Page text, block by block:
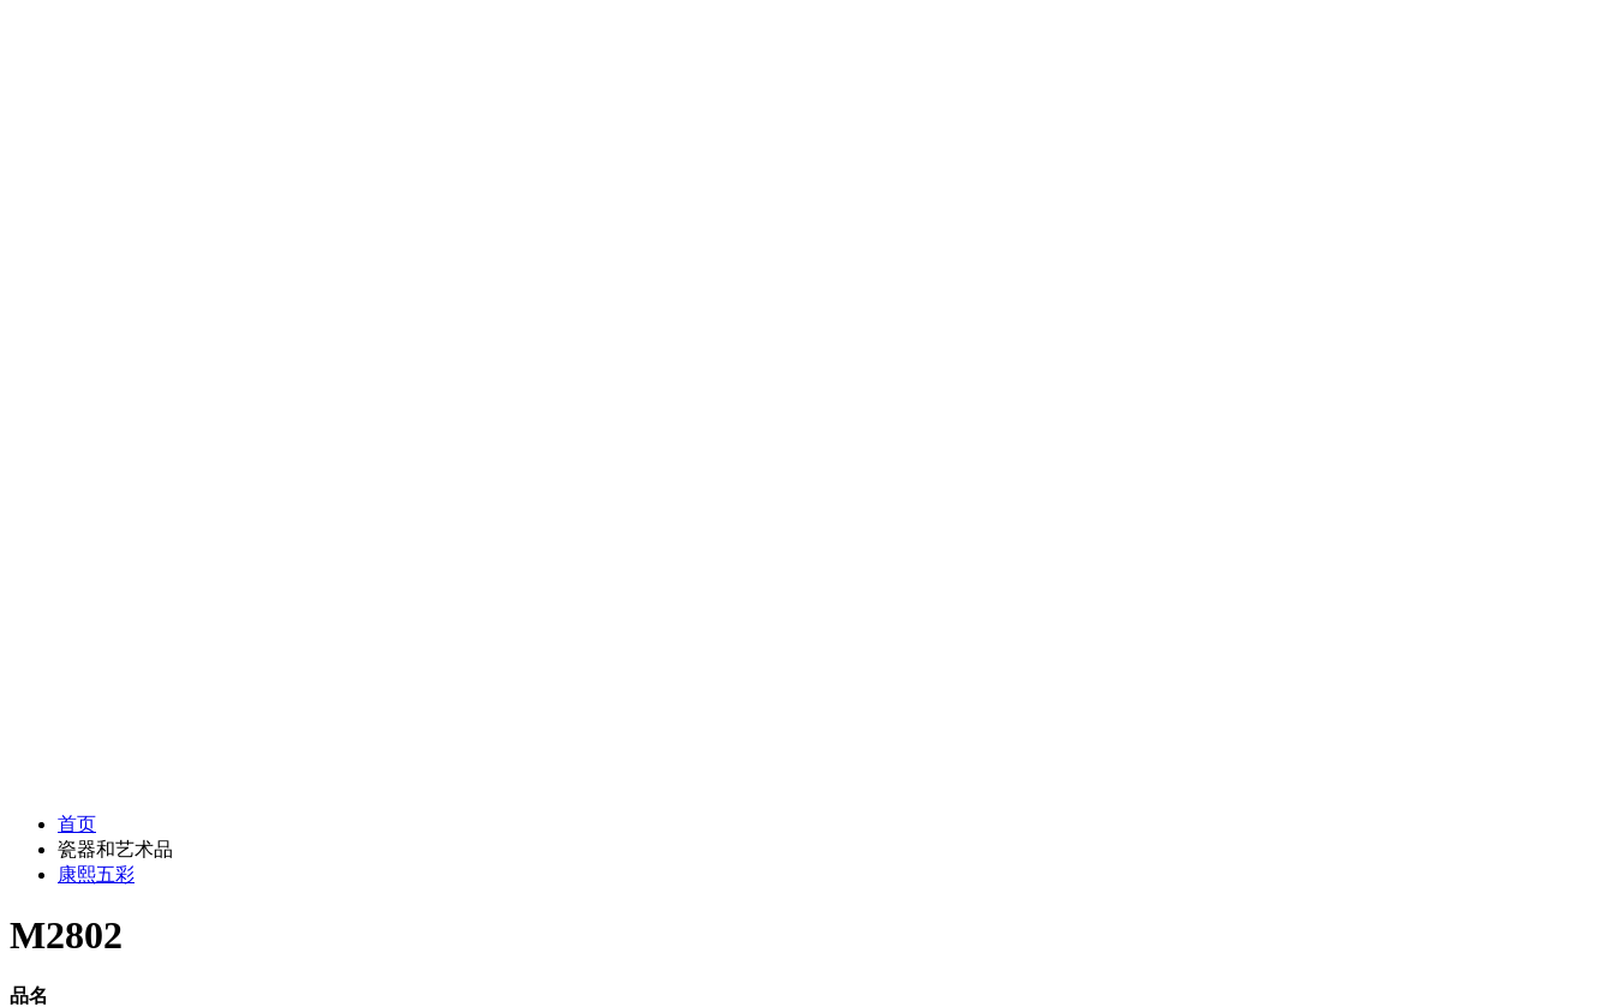
首页
瓷器和艺术品
康熙五彩
M2802
品名